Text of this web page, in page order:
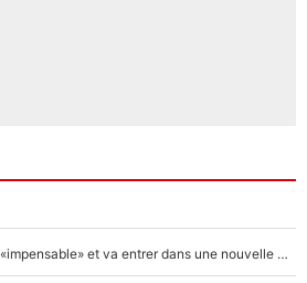
F1 - Alpine signe un accord «impensable» et va entrer dans une nouvelle dimension : Grande nouvelle pour Pierre Gasly !